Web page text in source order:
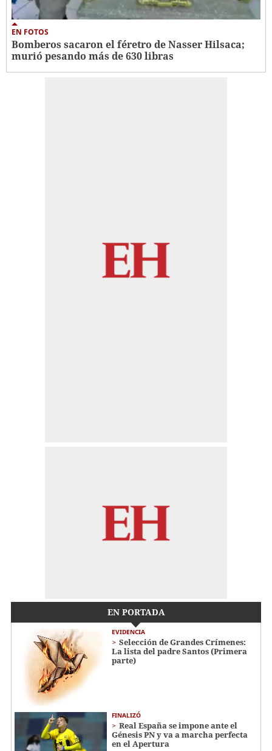
EN FOTOS
Bomberos sacaron el féretro de Nasser Hilsaca;
murió pesando más de 630 libras
EN PORTADA
EVIDENCIA
Selección de Grandes Crímenes:
La lista del padre Santos (Primera
parte)
FINALIZÓ
Real España se impone ante el
Génesis PN y va a marcha perfecta
en el Apertura